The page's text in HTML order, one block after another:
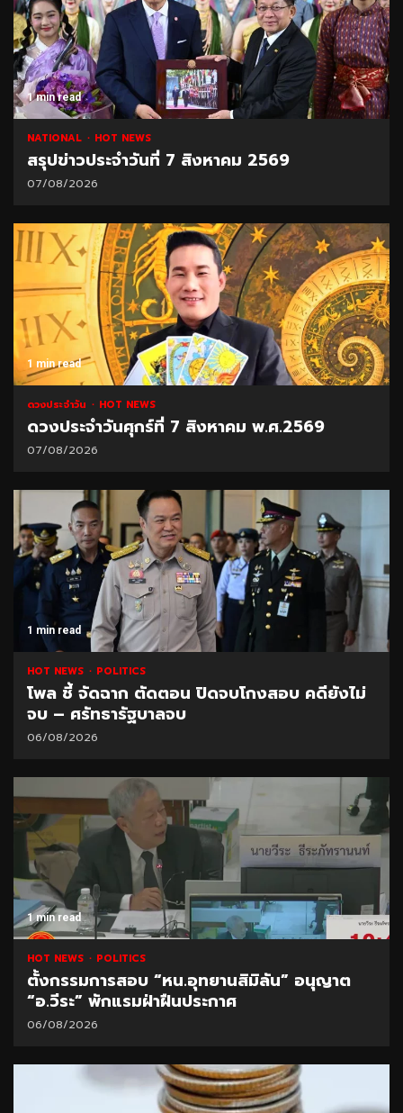
1 min read
NATIONAL HOT NEWS
สรุปข่าวประจำวันที่ 7 สิงหาคม 2569
07/08/2026
1 min read
ดวงประจำวัน HOT NEWS
ดวงประจำวันศุกร์ที่ 7 สิงหาคม พ.ศ.2569
07/08/2026
1 min read
HOT NEWS POLITICS
โพล ชี้ จัดฉาก ตัดตอน ปิดจบโกงสอบ คดียังไม่
จบ – ศรัทธารัฐบาลจบ
06/08/2026
1 min read
HOT NEWS POLITICS
ตั้งกรรมการสอบ “หน.อุทยานสิมิลัน” อนุญาต
“อ.วีระ” พักแรมฝ่าฝืนประกาศ
06/08/2026